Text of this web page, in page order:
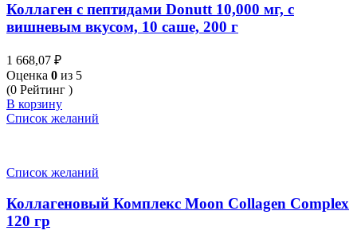
Коллаген с пептидами Donutt 10,000 мг, с
вишневым вкусом, 10 саше, 200 г
1 668,07 ₽
Оценка 0 из 5
(0 Рейтинг )
В корзину
Список желаний
Список желаний
Коллагеновый Комплекс Moon Collagen Complex
120 гр